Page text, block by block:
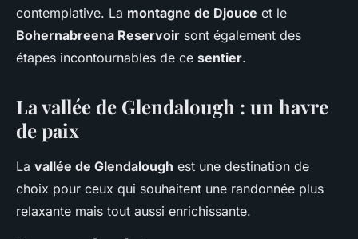
contemplative. La montagne de Djouce et le
Bohernabreena Reservoir sont également des
étapes incontournables de ce sentier.
La vallée de Glendalough : un havre
de paix
La vallée de Glendalough est une destination de
choix pour ceux qui souhaitent une randonnée plus
relaxante mais tout aussi enrichissante.